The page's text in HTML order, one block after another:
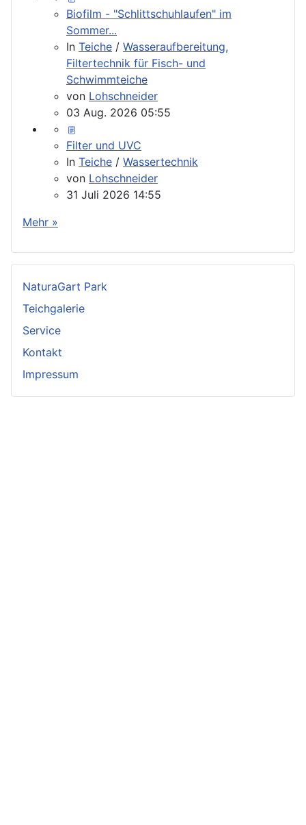
Biofilm - "Schlittschuhlaufen" im
Sommer...
In Teiche / Wasseraufbereitung,
Filtertechnik für Fisch- und
Schwimmteiche
von Lohschneider
03 Aug. 2026 05:55
Filter und UVC
In Teiche / Wassertechnik
von Lohschneider
31 Juli 2026 14:55
Mehr »
NaturaGart Park
Teichgalerie
Service
Kontakt
Impressum